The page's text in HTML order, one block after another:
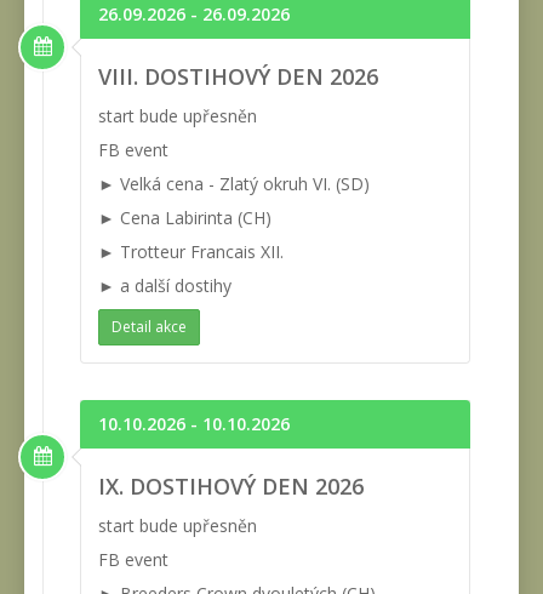
26.09.2026 - 26.09.2026
VIII. DOSTIHOVÝ DEN 2026
start bude upřesněn
FB event
► Velká cena - Zlatý okruh VI. (SD)
► Cena Labirinta (CH)
► Trotteur Francais XII.
► a další dostihy
Detail akce
10.10.2026 - 10.10.2026
IX. DOSTIHOVÝ DEN 2026
start bude upřesněn
FB event